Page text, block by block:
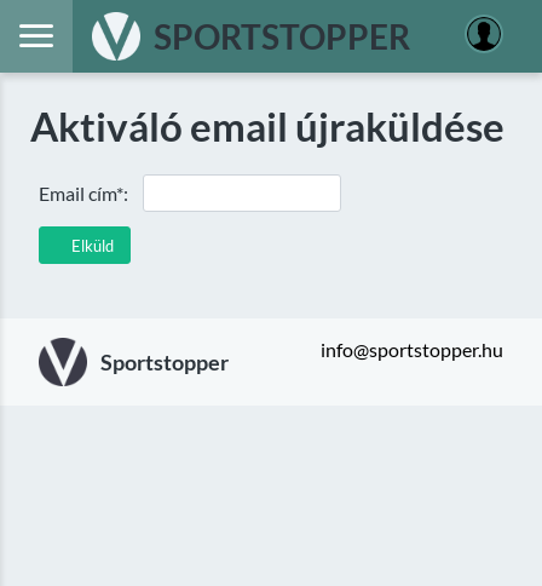
SPORTSTOPPER
Aktiváló email újraküldése
Elküld
Email cím*:
Sportstopper info@sportstopper.hu